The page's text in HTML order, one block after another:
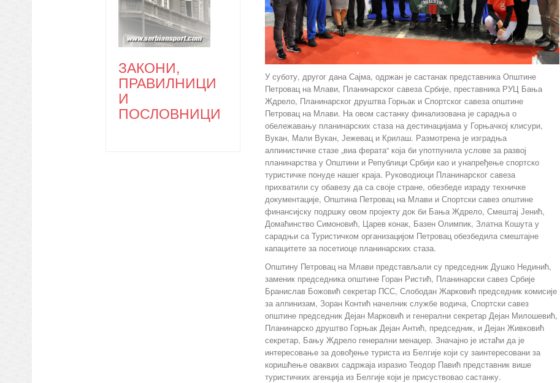
У суботу, другог дана Сајма, одржан је састанак представника Општине
Петровац на Млави, Планинарског савеза Србије, преставника РУЦ Бања
Ждрело, Планинарског друштва Горњак и Спортског савеза општине
Петровац на Млави. На овом састанку финализована је сарадња о
обележавању планинарских стаза на дестинацијама у Горњачкој клисури,
Вукан, Мали Вукан, Јежевац и Крилаш. Размотрена је изградња
алпинистичке стазе „виа ферата“ која би употпунила услове за развој
планинарства у Општини и Републици Србији као и унапређење спортско
туристичке понуде нашег краја. Руководиоци Планинарског савеза
прихватили су обавезу да са своје стране, обезбеде израду техничке
документације, Општина Петровац на Млави и Спортски савез општине
финансијску подршку овом пројекту док би Бања Ждрело, Смештај Јенић,
Домаћинство Симоновић, Царев конак, Базен Олимпик, Златна Кошута у
сарадњи са Туристичком организацијом Петровац обезбедила смештајне
капацитете за посетиоце планинарских стаза.
Општину Петровац на Млави представљали су председник Душко Нединић,
заменик председника општине Горан Ристић, Планинарски савез Србије
Бранислав Божовић секретар ПСС, Слободан Жарковић председник комисије
за алпинизам, Зоран Контић начелник службе водича, Спортски савез
општине председник Дејан Марковић и генерални секретар Дејан Милошевић,
Планинарско друштво Горњак Дејан Антић, председник, и Дејан Живковић
секретар, Бању Ждрело генерални менаџер. Значајно је истаћи да је
интересовање за довођење туриста из Белгије који су заинтересовани за
коришћење оваквих садржаја изразио Теодор Павић представник више
туристичких агенција из Белгије који је присуствовао састанку.
ЗАКОНИ,
ПРАВИЛНИЦИ
И
ПОСЛОВНИЦИ